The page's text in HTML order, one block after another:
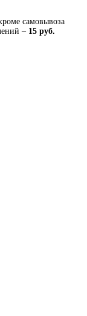
самовывоза
– 15 руб.